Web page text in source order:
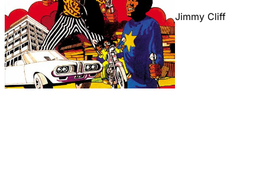
Jimmy Cliff